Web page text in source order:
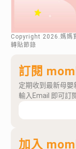
Copyright 2026 .媽媽
轉貼節錄
訂閱
定期收到最新母嬰
輸入Email 即可訂
加入